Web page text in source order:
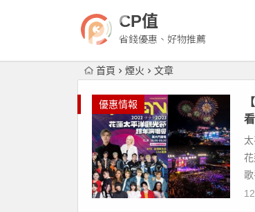
CP值
省錢優惠、好物推薦
首頁 煙火 文章
優惠情報
看
歌